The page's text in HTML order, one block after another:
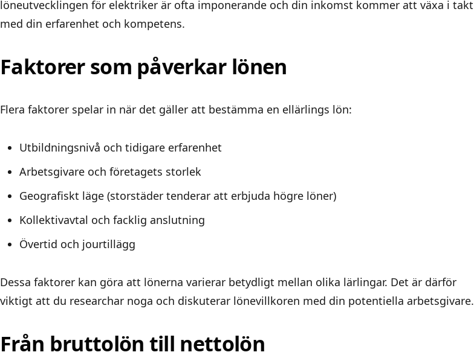
löneutvecklingen för elektriker är ofta imponerande och din inkomst kommer att växa i takt
med din erfarenhet och kompetens.
Faktorer som påverkar lönen
Flera faktorer spelar in när det gäller att bestämma en ellärlings lön:
Utbildningsnivå och tidigare erfarenhet
Arbetsgivare och företagets storlek
Geografiskt läge (storstäder tenderar att erbjuda högre löner)
Kollektivavtal och facklig anslutning
Övertid och jourtillägg
Dessa faktorer kan göra att lönerna varierar betydligt mellan olika lärlingar. Det är därför
viktigt att du researchar noga och diskuterar lönevillkoren med din potentiella arbetsgivare.
Från bruttolön till nettolön